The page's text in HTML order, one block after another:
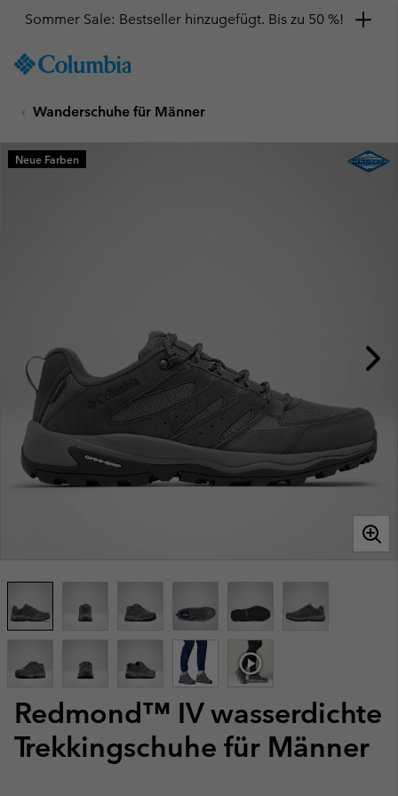
TO
SKIP
MAIN
NAV
Sommer Sale: Bestseller hinzugefügt. Bis zu 50 %!
Wanderschuhe für Männer
Redmond™ IV wasserdichte
Trekkingschuhe für Männer
Neue Farben